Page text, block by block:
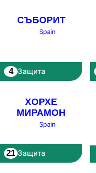
СЪБОРИТ
Spain
4 Защита
ХОРХЕ
МИРАМОН
Spain
21 Защита